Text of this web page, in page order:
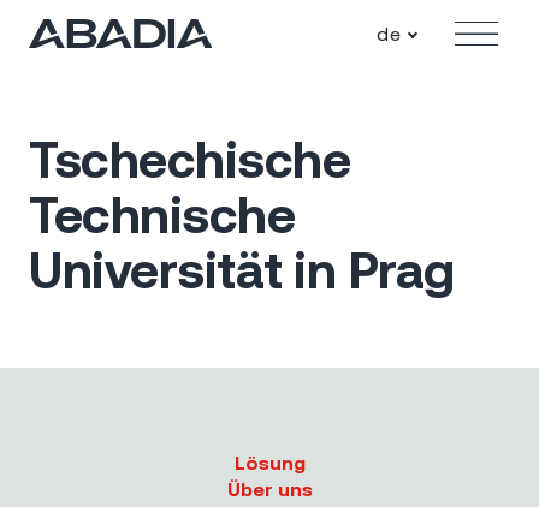
Angebot
de
Tschechische
Technische
Universität in Prag
Lösung
Über uns